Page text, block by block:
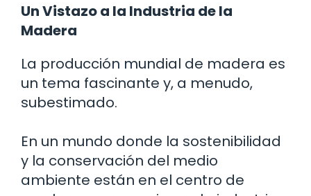
Un Vistazo a la Industria de la
Madera
La producción mundial de madera es
un tema fascinante y, a menudo,
subestimado.
En un mundo donde la sostenibilidad
y la conservación del medio
ambiente están en el centro de